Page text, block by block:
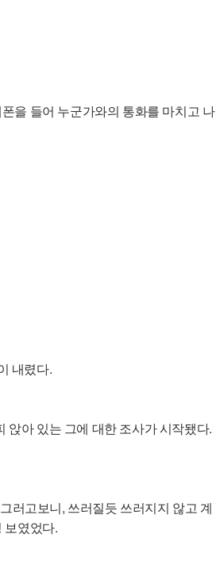
을 들어 누군가와의 통화를 마치고 나
내렸다.
앉아 있는 그에 대한 조사가 시작됐다.
러고보니, 쓰러질듯 쓰러지지 않고 계
보였었다.